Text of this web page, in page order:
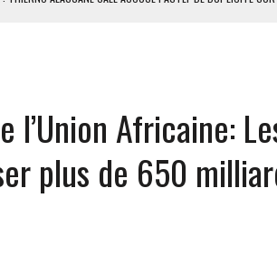
NATIONALE POUR BÂTIR LA GRANDE CÔTE D’IVOIRE
GRACIE 4 661 DÉTENUS POUR L’INDÉPENDANCE
l’Union Africaine:
plus de 650